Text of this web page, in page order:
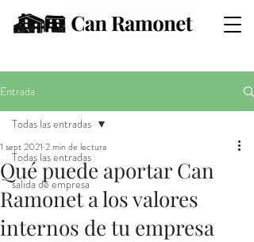
Entrada
Todas las entradas
salida de empresa
Todas las entradas
Qué puede aportar Can
Ramonet a los valores
internos de tu empresa
1 sept 2021 2 min de lectura